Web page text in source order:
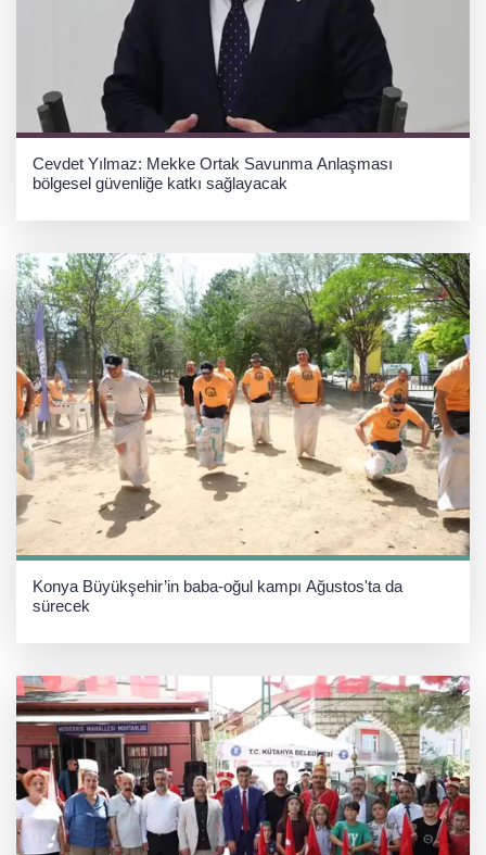
Cevdet Yılmaz: Mekke Ortak Savunma Anlaşması
bölgesel güvenliğe katkı sağlayacak
Konya Büyükşehir’in baba-oğul kampı Ağustos'ta da
sürecek